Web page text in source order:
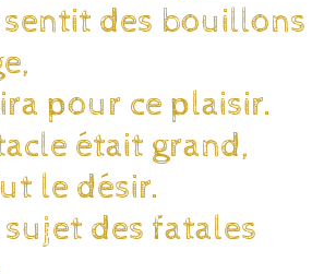
sentit des bouillons
pour ce plaisir.
était grand,
le désir.
des fatales